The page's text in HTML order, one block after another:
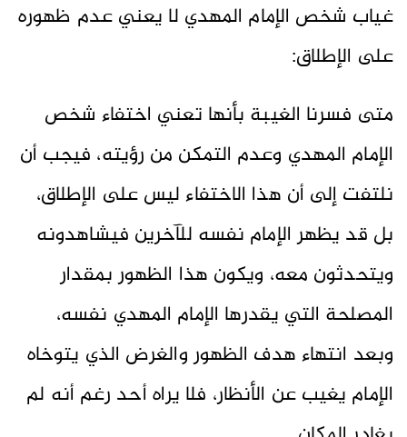
غياب شخص الإمام المهدي لا يعني عدم ظهوره
على الإطلاق:
متى فسرنا الغيبة بأنها تعني اختفاء شخص
الإمام المهدي وعدم التمكن من رؤيته، فيجب أن
نلتفت إلى أن هذا الاختفاء ليس على الإطلاق،
بل قد يظهر الإمام نفسه للآخرين فيشاهدونه
ويتحدثون معه، ويكون هذا الظهور بمقدار
المصلحة التي يقدرها الإمام المهدي نفسه،
وبعد انتهاء هدف الظهور والغرض الذي يتوخاه
الإمام يغيب عن الأنظار، فلا يراه أحد رغم أنه لم